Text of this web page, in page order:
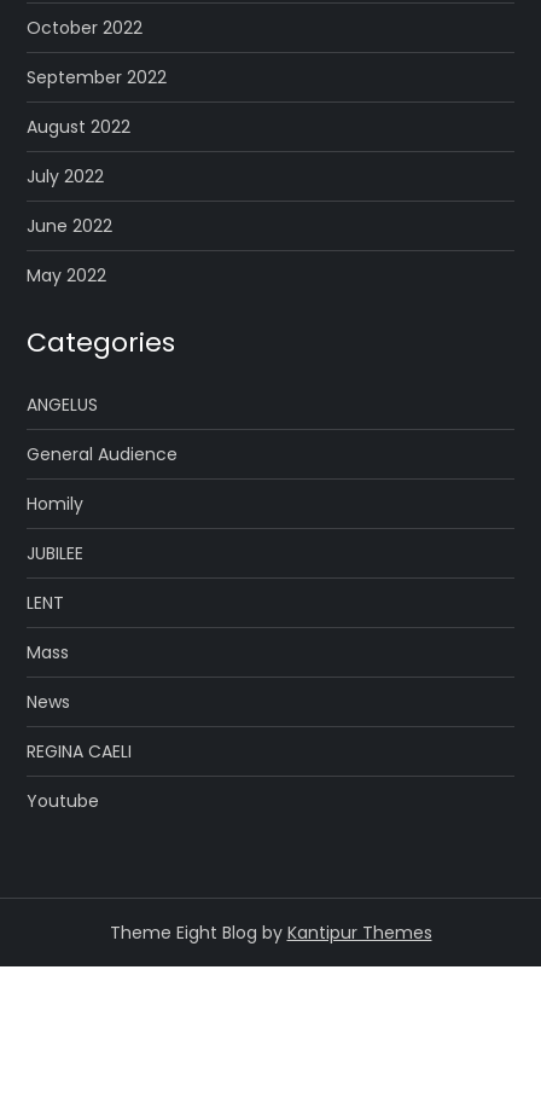
October 2022
September 2022
August 2022
July 2022
June 2022
May 2022
Categories
ANGELUS
General Audience
Homily
JUBILEE
LENT
Mass
News
REGINA CAELI
Youtube
Theme Eight Blog by Kantipur Themes